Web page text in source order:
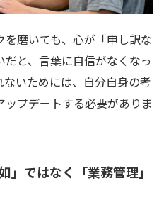
磨いても、心が「申し訳な
と、言葉に自信がなくなっ
いためには、自分自身の考
プデートする必要がありま
」ではなく「業務管理」